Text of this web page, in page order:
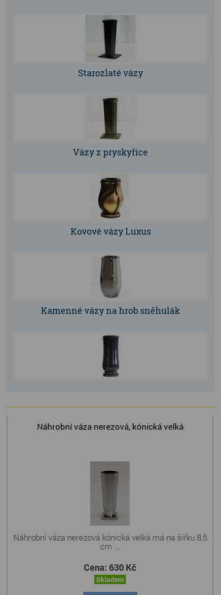
Starozlaté vázy
Vázy z pryskyřice
Kovové vázy Luxus
Kamenné vázy na hrob sněhulák
Náhrobní váza nerezová, kónická velká
Náhrobní váza nerezová kónická velká má na šířku 8,5
cm ...
Cena: 630 Kč
Skladem